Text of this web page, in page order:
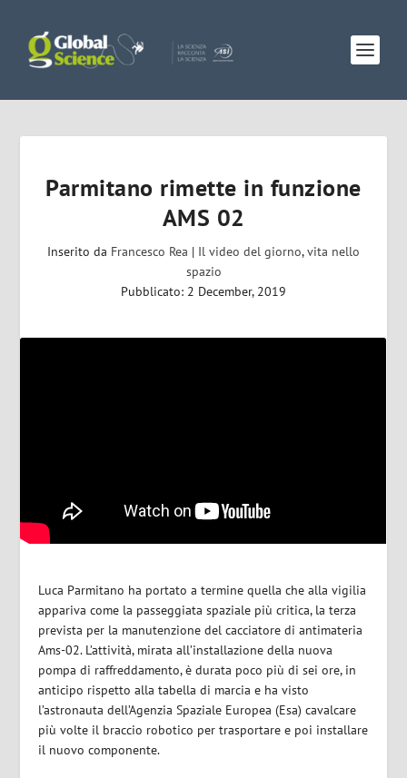
Parmitano rimette in funzione
AMS 02
Inserito da Francesco Rea | Il video del giorno,vita nello
spazio
Pubblicato: 2 December, 2019
Luca Parmitano ha portato a termine quella che alla vigilia
appariva come la passeggiata spaziale più critica, la terza
prevista per la manutenzione del cacciatore di antimateria
Ams-02. L’attività, mirata all’installazione della nuova
pompa di raffreddamento, è durata poco più di sei ore, in
anticipo rispetto alla tabella di marcia e ha visto
l’astronauta dell’Agenzia Spaziale Europea (Esa) cavalcare
più volte il braccio robotico per trasportare e poi installare
il nuovo componente.